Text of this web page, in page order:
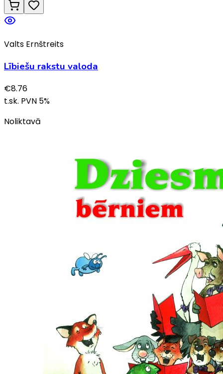
Valts Ernštreits
Lībiešu rakstu valoda
€8.76
t.sk. PVN 5%
Noliktavā